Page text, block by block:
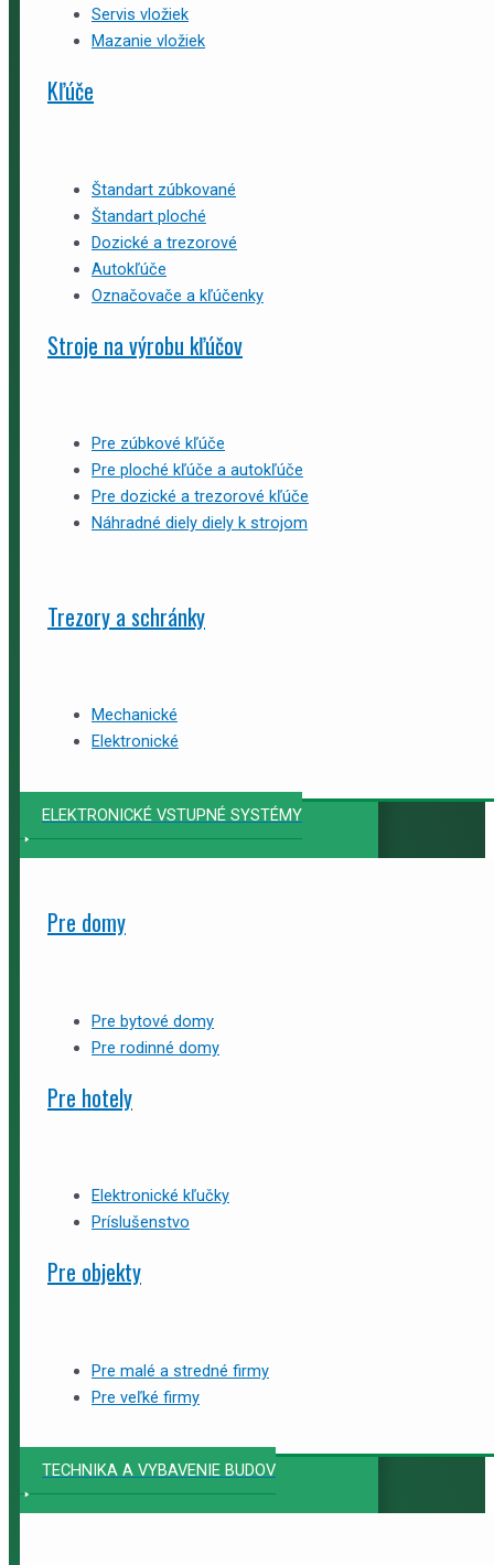
Servis vložiek
Mazanie vložiek
Kľúče
Štandart zúbkované
Štandart ploché
Dozické a trezorové
Autokľúče
Označovače a kľúčenky
Stroje na výrobu kľúčov
Pre zúbkové kľúče
Pre ploché kľúče a autokľúče
Pre dozické a trezorové kľúče
Náhradné diely diely k strojom
Trezory a schránky
Mechanické
Elektronické
ELEKTRONICKÉ VSTUPNÉ SYSTÉMY
Pre domy
Pre bytové domy
Pre rodinné domy
Pre hotely
Elektronické kľučky
Príslušenstvo
Pre objekty
Pre malé a stredné firmy
Pre veľké firmy
TECHNIKA A VYBAVENIE BUDOV